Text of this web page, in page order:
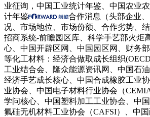
业征询，中国工业统计年鉴、中国农业
计年鉴
合作消息（头部企业
况、市场地位、市场份额、合作劣势、
招商系统-前瞻园区库、科学手艺部火炬
心、中国开辟区网、中国园区网、财务
等化工材料：经济合做取成长组织
工业结合会、隆众能源资讯网、中国石
经济手艺成长核心、中国合成橡胶工业
业协会、中国电子材料行业协会（
学问核心、中国塑料加工工业协会、中
氟硅无机材料工业协会（CAFSI）、中